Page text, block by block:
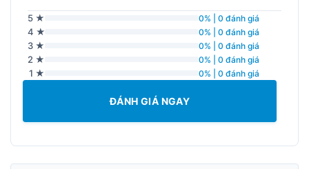
5 ★ 0% | 0 đánh giá
4 ★ 0% | 0 đánh giá
3 ★ 0% | 0 đánh giá
2 ★ 0% | 0 đánh giá
1 ★ 0% | 0 đánh giá
ĐÁNH GIÁ NGAY